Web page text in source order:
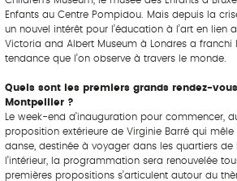
Enfants au Centre Pompidou. Mais depuis la
un nouvel intérêt pour l’éducation à l’art en lien
Victoria and Albert Museum à Londres a franchi
tendance que l’on observe à travers le monde.
Quels sont les premiers grands rendez-
Montpellier ?
Le week-end d’inauguration pour commencer,
proposition extérieure de Virginie Barré qui
danse, destinée à voyager dans les quartiers de
l’intérieur, la programmation sera renouvelée
premières propositions s’articulent autour du